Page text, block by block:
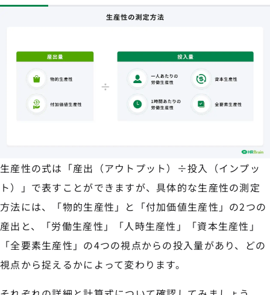
生産性の式は「産出（アウトプット）÷投入（インプッ
ト）」で表すことができますが、具体的な生産性の測定
方法には、「物的生産性」と「付加価値生産性」の2つの
産出と、「労働生産性」「人時生産性」「資本生産性」
「全要素生産性」の4つの視点からの投入量があり、どの
視点から捉えるかによって変わります。